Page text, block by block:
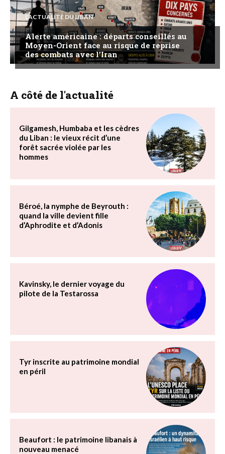
L'ACTUALITÉ DU LIBAN
Alerte américaine : départs conseillés au
Moyen-Orient face au risque de reprise
des combats avec l’Iran
A côté de l'actualité
Gilgamesh, Humbaba et les cèdres
du Liban : le vieux récit d’une
forêt sacrée violée par les
hommes
Béroé, la nymphe de Beyrouth :
quand la ville devient fille
d’Aphrodite et d’Adonis
Kavinsky, le dernier voyage du
pilote de la Testarossa
Tyr inscrite au patrimoine mondial
en péril
Beaufort : le patrimoine libanais à
nouveau menacé